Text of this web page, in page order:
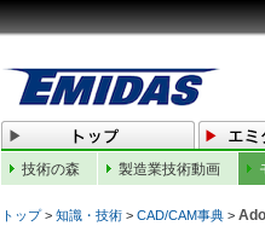
技術の森 製造業技術動画
トップ> 知識・技術 > CAD/CAM事典 >